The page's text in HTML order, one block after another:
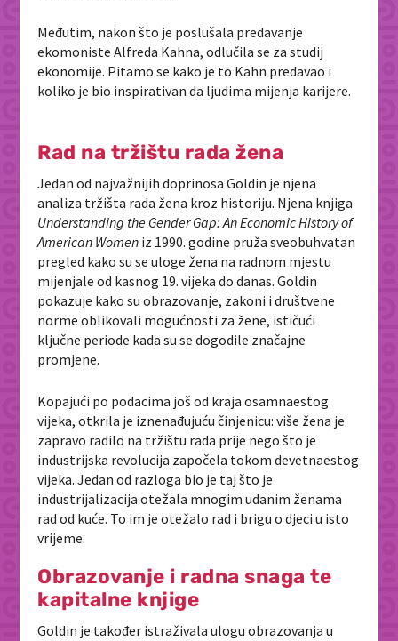
Međutim, nakon što je poslušala predavanje
ekomoniste Alfreda Kahna, odlučila se za studij
ekonomije. Pitamo se kako je to Kahn predavao i
koliko je bio inspirativan da ljudima mijenja karijere.
Rad na tržištu rada žena
Jedan od najvažnijih doprinosa Goldin je njena
analiza tržišta rada žena kroz historiju. Njena knjiga
Understanding the Gender Gap: An Economic History of
American Women iz 1990. godine pruža sveobuhvatan
pregled kako su se uloge žena na radnom mjestu
mijenjale od kasnog 19. vijeka do danas. Goldin
pokazuje kako su obrazovanje, zakoni i društvene
norme oblikovali mogućnosti za žene, ističući
ključne periode kada su se dogodile značajne
promjene.
Kopajući po podacima još od kraja osamnaestog
vijeka, otkrila je iznenađujuću činjenicu: više žena je
zapravo radilo na tržištu rada prije nego što je
industrijska revolucija započela tokom devetnaestog
vijeka. Jedan od razloga bio je taj što je
industrijalizacija otežala mnogim udanim ženama
rad od kuće. To im je otežalo rad i brigu o djeci u isto
vrijeme.
Obrazovanje i radna snaga te
kapitalne knjige
Goldin je također istraživala ulogu obrazovanja u